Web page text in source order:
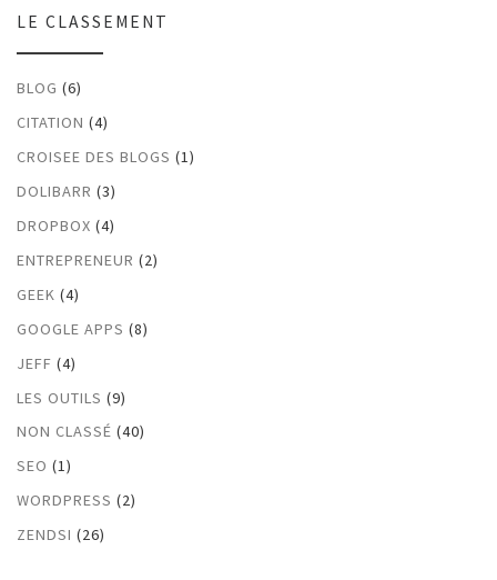
LE CLASSEMENT
BLOG (6)
CITATION (4)
CROISEE DES BLOGS (1)
DOLIBARR (3)
DROPBOX (4)
ENTREPRENEUR (2)
GEEK (4)
GOOGLE APPS (8)
JEFF (4)
LES OUTILS (9)
NON CLASSÉ (40)
SEO (1)
WORDPRESS (2)
ZENDSI (26)